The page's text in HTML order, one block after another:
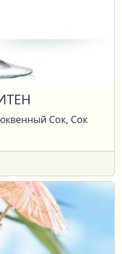
Сок, Сок